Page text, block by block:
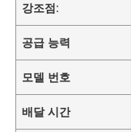
강조점:
공급 능력
모델 번호
배달 시간